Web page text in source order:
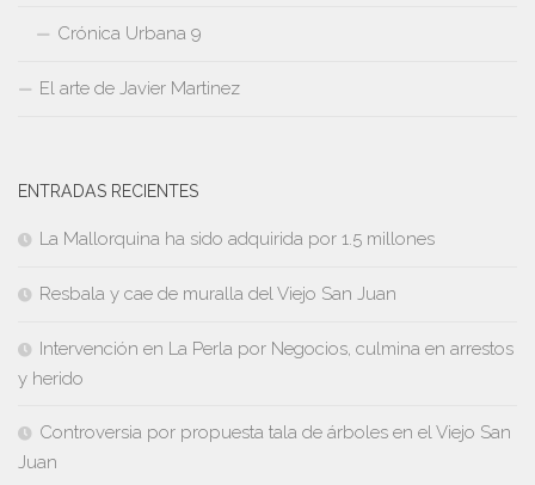
Crónica Urbana 9
El arte de Javier Martinez
ENTRADAS RECIENTES
La Mallorquina ha sido adquirida por 1.5 millones
Resbala y cae de muralla del Viejo San Juan
Intervención en La Perla por Negocios, culmina en arrestos
y herido
Controversia por propuesta tala de árboles en el Viejo San
Juan